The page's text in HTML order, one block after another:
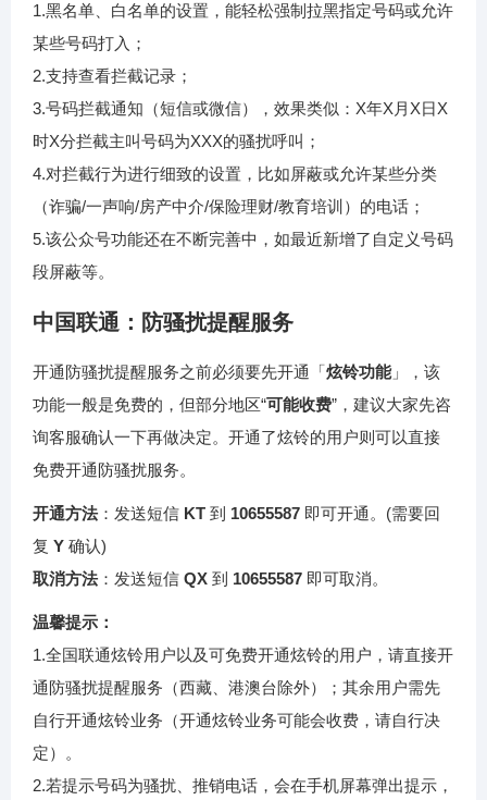
1.黑名单、白名单的设置，能轻松强制拉黑指定号码或允许
某些号码打入；
2.支持查看拦截记录；
3.号码拦截通知（短信或微信），效果类似：X年X月X日X
时X分拦截主叫号码为XXX的骚扰呼叫；
4.对拦截行为进行细致的设置，比如屏蔽或允许某些分类
（诈骗/一声响/房产中介/保险理财/教育培训）的电话；
5.该公众号功能还在不断完善中，如最近新增了自定义号码
段屏蔽等。
中国联通：防骚扰提醒服务
开通防骚扰提醒服务之前必须要先开通「炫铃功能」，该
功能一般是免费的，但部分地区“可能收费”，建议大家先咨
询客服确认一下再做决定。开通了炫铃的用户则可以直接
免费开通防骚扰服务。
开通方法：发送短信 KT 到 10655587 即可开通。(需要回
复 Y 确认)
取消方法：发送短信 QX 到 10655587 即可取消。
温馨提示：
1.全国联通炫铃用户以及可免费开通炫铃的用户，请直接开
通防骚扰提醒服务（西藏、港澳台除外）；其余用户需先
自行开通炫铃业务（开通炫铃业务可能会收费，请自行决
定）。
2.若提示号码为骚扰、推销电话，会在手机屏幕弹出提示，